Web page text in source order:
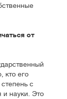
от
кто его
с
науки. Это